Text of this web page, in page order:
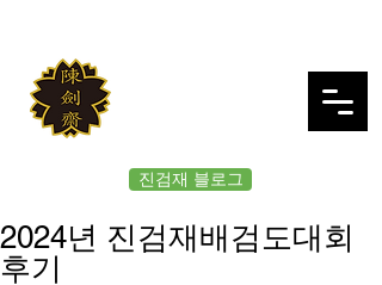
진검재 블로그
2024년 진검재배검도대회
후기